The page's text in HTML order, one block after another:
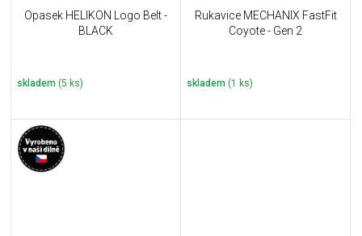
Opasek HELIKON Logo Belt -
BLACK
skladem (5 ks)
Rukavice MECHANIX FastFit
Coyote - Gen 2
skladem (1 ks)